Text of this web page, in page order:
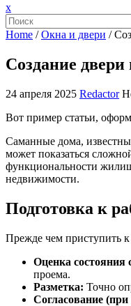
xЗакрыть
меню
Home /Окна и двери /
Создание
24 апреля 2025 Redactor
Вот пример статьи,
Саманные дома,
может показаться
функциональности
недвижимости.
Подготовка к
Прежде чем приступить к
Оценка состояния
проема.
Разметка: Точно
Согласование (при